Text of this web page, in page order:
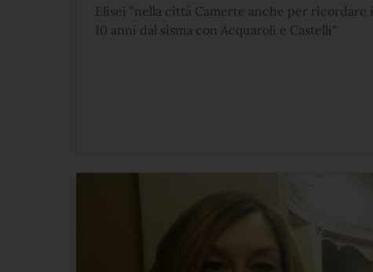
Elisei "nella città Camerte anche per ricordare i
10 anni dal sisma con Acquaroli e Castelli"